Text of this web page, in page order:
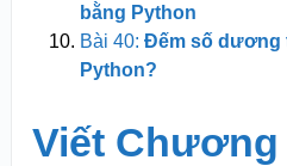
bằng Python
Bài 40: Đếm số dương
Python?
Viết Chương